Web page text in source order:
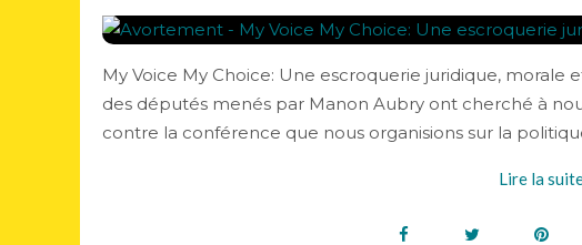
My Voice My Choice: Une escroquerie juridique,
des députés menés par Manon Aubry ont cherché à
contre la conférence que nous organisions sur la
Lire la